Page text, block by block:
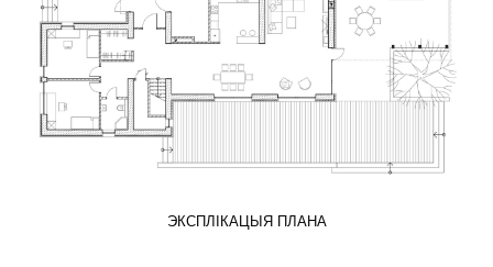
ЭКСПЛІКАЦЫЯ ПЛАНА